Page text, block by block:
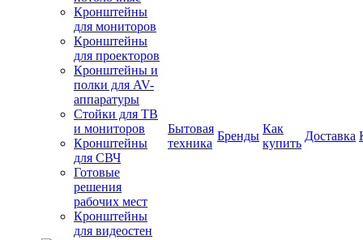
Кронштейны
для мониторов
Кронштейны
для проекторов
Кронштейны и
полки для AV-
аппаратуры
Стойки для ТВ
и мониторов
Кронштейны
для СВЧ
Готовые
решения
рабочих мест
Кронштейны
для видеостен
Бытовая
техника
Бренды
Как
купить
Доставка